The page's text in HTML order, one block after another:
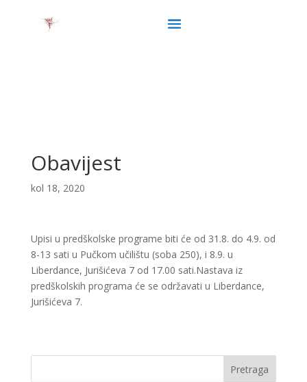
Obavijest
kol 18, 2020
Upisi u predškolske programe biti će od 31.8. do 4.9. od
8-13 sati u Pučkom učilištu (soba 250), i 8.9. u
Liberdance, Jurišićeva 7 od 17.00 sati.Nastava iz
predškolskih programa će se održavati u Liberdance,
Jurišićeva 7.
Pretraga